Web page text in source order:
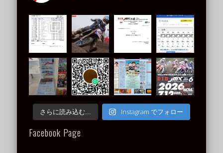
さらに読み込む... Instagram でフォロー
Facebook Page